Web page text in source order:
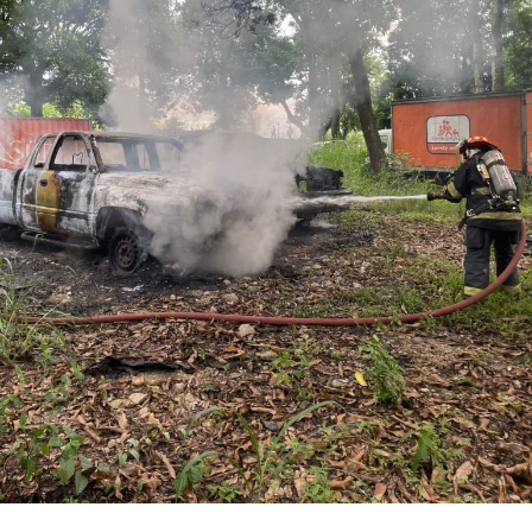
Los ahora sentenciados formaban parte de la Policía
Municipal de Coscomatepec durante la administración
del alcalde de Movimiento Ciudadano, Armando Reyes
Muñoz, y permanecerán recluidos en el Centro de
Reinserción Social de Mediana Seguridad de La Toma, en
Amatlán de los Reyes, donde cumplirán la condena.
Aunque durante el operativo fueron detenidos siete
policías municipales, la sentencia dada a conocer
corresponde únicamente a seis de ellos. Hasta el
momento, las autoridades no han informado la situación
jurídica del séptimo implicado.
El caso evidenció presuntas irregularidades dentro de la
corporación policiaca y motivó la intervención de
autoridades estatales y federales, en un contexto de
reforzamiento de las investigaciones contra servidores
públicos relacionados con actividades ilícitas en la